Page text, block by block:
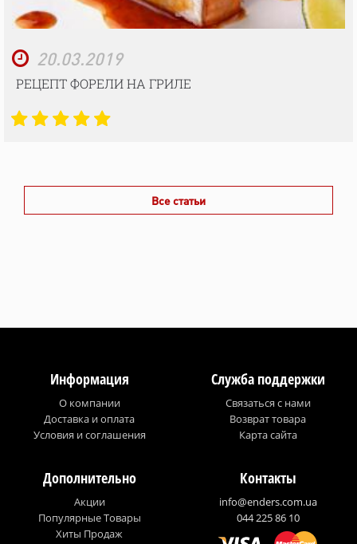
20.03.2019
РЕЦЕПТ ФОРЕЛИ НА ГРИЛЕ
Все статьи
Информация
О компании
Доставка и оплата
Условия и соглашения
Служба поддержки
Связаться с нами
Возврат товара
Карта сайта
Дополнительно
Акции
Популярные Товары
Хиты Продаж
Контакты
info@enders.com.ua
044 225 86 10